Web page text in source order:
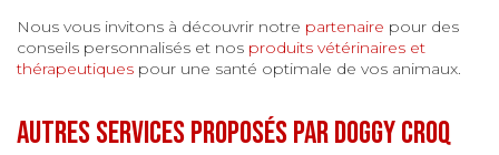
Nous vous invitons à découvrir notre partenaire pour des
conseils personnalisés et nos produits vétérinaires et
thérapeutiques pour une santé optimale de vos animaux.
Autres services proposés par Doggy Croq